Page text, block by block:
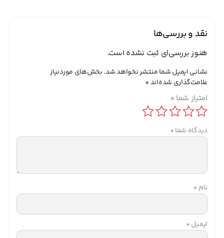
نقد و بررسی‌ها
هنوز بررسی‌ای ثبت نشده است.
نشانی ایمیل شما منتشر نخواهد شد. بخش‌های موردنیاز
علامت‌گذاری شده‌اند*
امتیاز شما *
دیدگاه شما*
نام *
ایمیل*